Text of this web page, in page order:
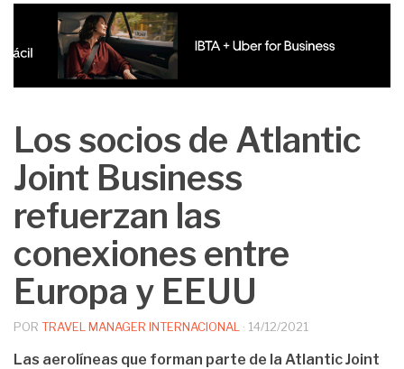
Los socios de Atlantic
Joint Business
refuerzan las
conexiones entre
Europa y EEUU
POR TRAVEL MANAGER INTERNACIONAL · 14/12/2021
Las aerolíneas que forman parte de la Atlantic Joint